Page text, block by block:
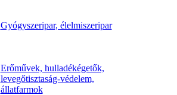
Gyógyszeripar, élelmiszeripar
Erőművek, hulladékégetők,
levegőtisztaság-védelem,
állatfarmok